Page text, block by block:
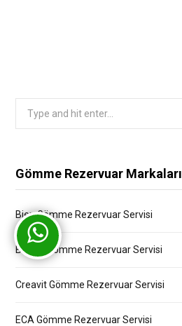
Gömme Rezervuar Markaları
Bien Gömme Rezervuar Servisi
Bocchi Gömme Rezervuar Servisi
Creavit Gömme Rezervuar Servisi
ECA Gömme Rezervuar Servisi